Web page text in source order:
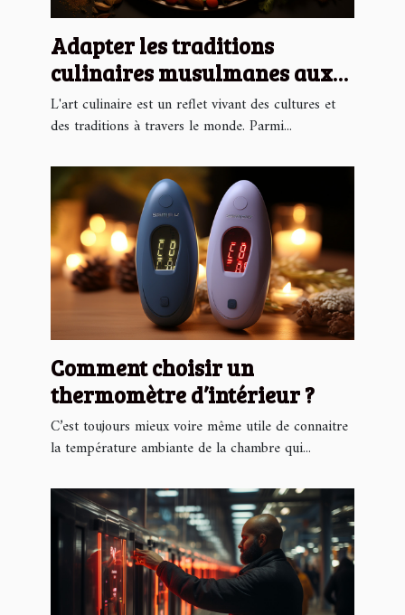
Adapter les traditions
culinaires musulmanes aux
saisons locales
L'art culinaire est un reflet vivant des cultures et
des traditions à travers le monde. Parmi...
Comment choisir un
thermomètre d’intérieur ?
C’est toujours mieux voire même utile de connaitre
la température ambiante de la chambre qui...